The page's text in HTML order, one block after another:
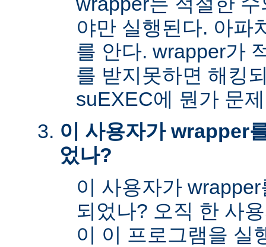
야만 실행된다. 아파
를 안다. wrapper가
를 받지못하면 해킹
suEXEC에 뭔가 문
이 사용자가 wrapper
었나?
이 사용자가
되었나? 오직 한 사
이 이 프로그램을 실